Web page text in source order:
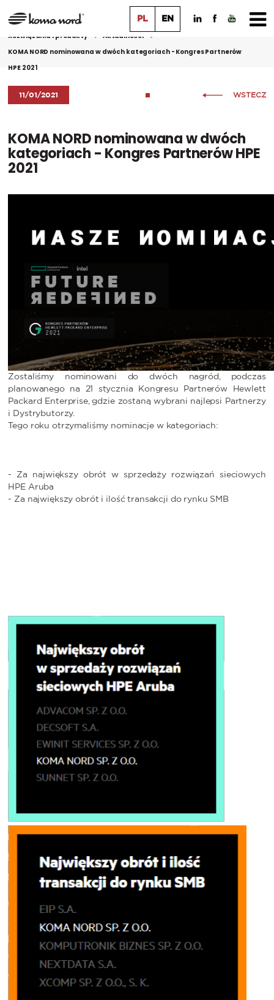
PL EN
Rozwiązania i produkty
Aktualności
KOMA NORD nominowana w dwóch kategoriach - Kongres Partnerów
HPE 2021
11/01/2021 WSTECZ
KOMA NORD nominowana w dwóch
kategoriach - Kongres Partnerów HPE
2021
Zostaliśmy nominowani do dwóch nagród, podczas
planowanego na 21 stycznia Kongresu Partnerów Hewlett
Packard Enterprise, gdzie zostaną wybrani najlepsi Partnerzy
i Dystrybutorzy.
Tego roku otrzymaliśmy nominacje w kategoriach:
- Za największy obrót w sprzedaży rozwiązań sieciowych
HPE Aruba
- Za największy obrót i ilość transakcji do rynku SMB